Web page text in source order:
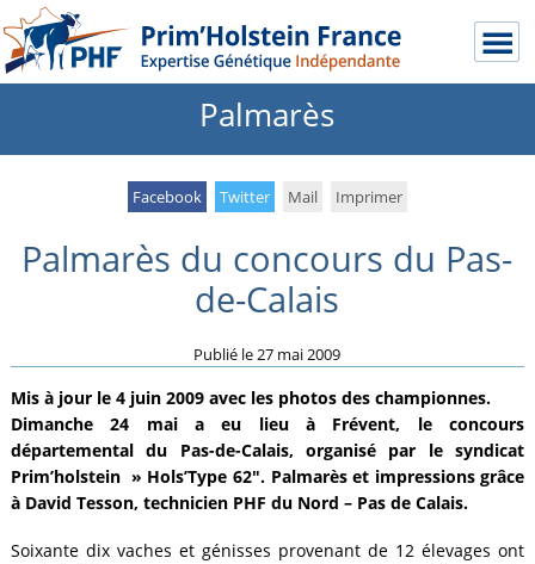
Palmarès
Facebook Twitter Mail Imprimer
Palmarès du concours du Pas-
de-Calais
Publié le27 mai 2009
Mis à jour le 4 juin 2009 avec les photos des championnes.
Dimanche 24 mai a eu lieu à Frévent, le concours
départemental du Pas-de-Calais, organisé par le syndicat
Prim’holstein » Hols’Type 62″. Palmarès et impressions grâce
à David Tesson, technicien PHF du Nord – Pas de Calais.
Soixante dix vaches et génisses provenant de 12 élevages ont